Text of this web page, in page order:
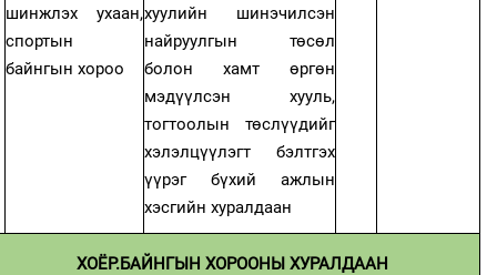
шинжлэх ухаан,
спортын
байнгын хороо
хуулийн шинэчилсэн
найруулгын төсөл
болон хамт өргөн
мэдүүлсэн хууль,
тогтоолын төслүүдийг
хэлэлцүүлэгт бэлтгэх
үүрэг бүхий ажлын
хэсгийн хуралдаан
ХОЁР.БАЙНГЫН ХОРООНЫ ХУРАЛДААН